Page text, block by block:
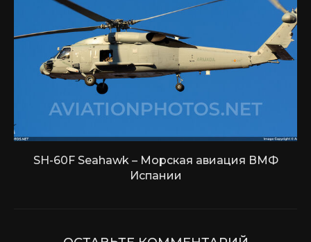
SH-60F Seahawk – Морская авиация ВМФ
Испании